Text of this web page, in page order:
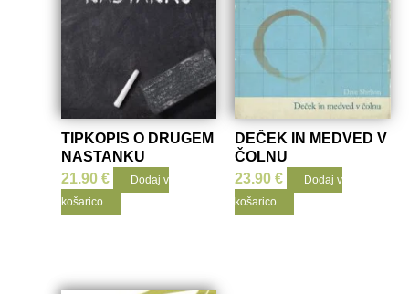
TIPKOPIS O DRUGEM
NASTANKU
21.90€
Dodaj v
košarico
DEČEK IN MEDVED V
ČOLNU
23.90 €
Dodaj v
košarico